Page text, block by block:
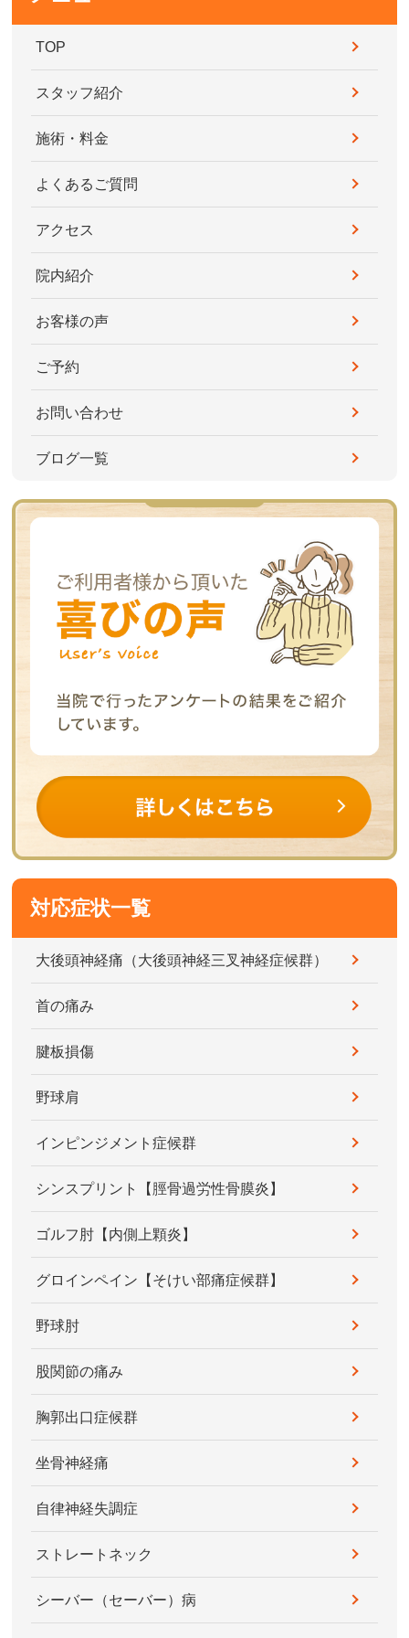
TOP
スタッフ紹介
施術・料金
よくあるご質問
アクセス
院内紹介
お客様の声
ご予約
お問い合わせ
ブログ一覧
対応症状一覧
大後頭神経痛（大後頭神経三叉神経症候群）
首の痛み
腱板損傷
野球肩
インピンジメント症候群
シンスプリント【脛骨過労性骨膜炎】
ゴルフ肘【内側上顆炎】
グロインペイン【そけい部痛症候群】
野球肘
股関節の痛み
胸郭出口症候群
坐骨神経痛
自律神経失調症
ストレートネック
シーバー（セーバー）病